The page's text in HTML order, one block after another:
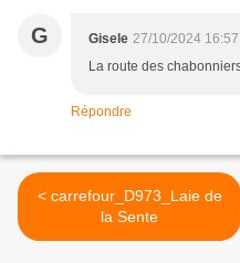
G Gisele 27/10/2024 16:57
La route des
Répondre
< carrefour_D973_Laie de
la Sente